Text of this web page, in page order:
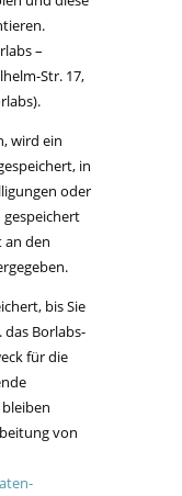
–
Str. 17,
wird ein
in
oder
an den
bis Sie
Borlabs-
für die
von